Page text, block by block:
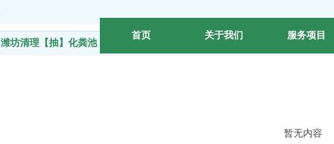
首页 关于我们 服务项目
潍坊清理【抽】化粪池
暂无内容